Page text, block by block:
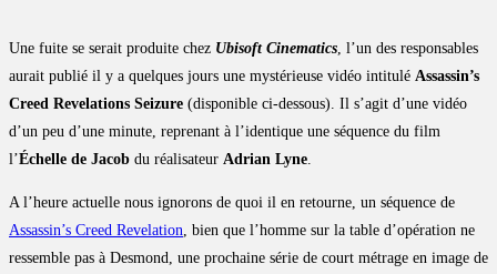
Une fuite se serait produite chez Ubisoft Cinematics, l’un des responsables
aurait publié il y a quelques jours une mystérieuse vidéo intitulé Assassin’s
Creed Revelations Seizure (disponible ci-dessous). Il s’agit d’une vidéo
d’un peu d’une minute, reprenant à l’identique une séquence du film
l’Échelle de Jacob du réalisateur Adrian Lyne.
A l’heure actuelle nous ignorons de quoi il en retourne, un séquence de
Assassin’s Creed Revelation, bien que l’homme sur la table d’opération ne
ressemble pas à Desmond, une prochaine série de court métrage en image de